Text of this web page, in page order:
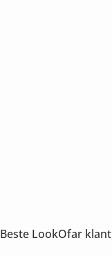
Beste LookOfar